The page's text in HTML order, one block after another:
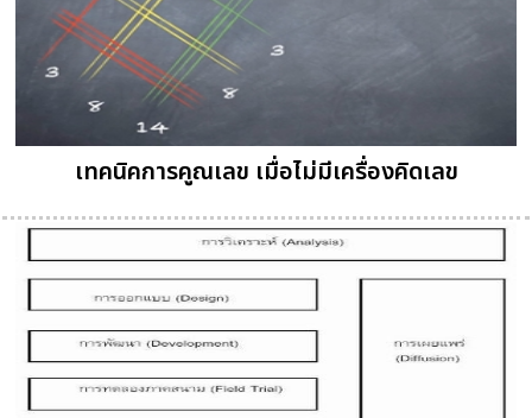
เทคนิคการคูณเลข เมื่อไม่มีเครื่องคิดเลข